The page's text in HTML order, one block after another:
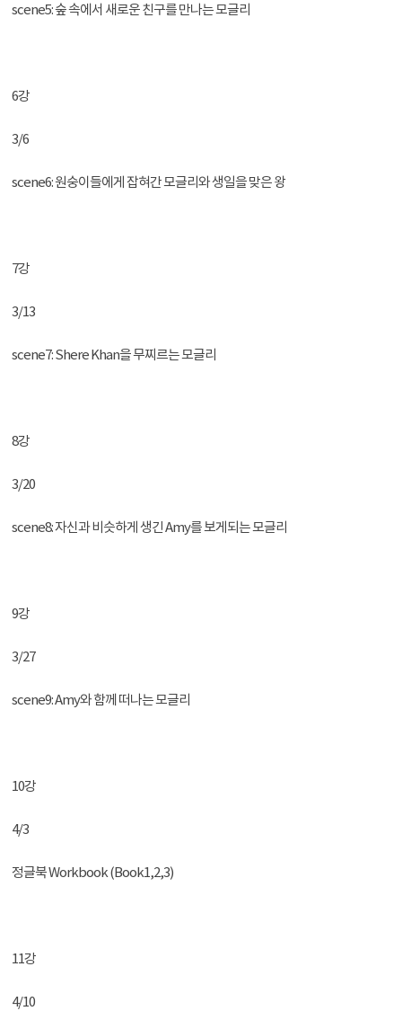
scene5: 숲 속에서 새로운 친구를 만나는 모글리
6강
3/6
scene6: 원숭이들에게 잡혀간 모글리와 생일을 맞은 왕
7강
3/13
scene7: Shere Khan을 무찌르는 모글리
8강
3/20
scene8: 자신과 비슷하게 생긴 Amy를 보게되는 모글리
9강
3/27
scene9: Amy와 함께 떠나는 모글리
10강
4/3
정글북 Workbook (Book1,2,3)
11강
4/10